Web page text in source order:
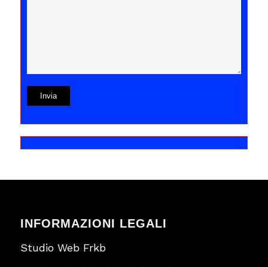
INFORMAZIONI LEGALI
Studio Web Frkb